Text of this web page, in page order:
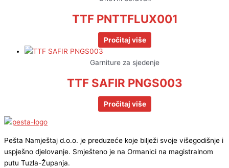
TTF PNTTFLUX001
Pročitaj više
Garniture za sjedenje
TTF SAFIR PNGS003
Pročitaj više
Pešta Namještaj d.o.o. je preduzeće koje bilježi svoje višegodišnje i
uspješno djelovanje. Smješteno je na Ormanici na magistralnom
putu Tuzla-Županja.